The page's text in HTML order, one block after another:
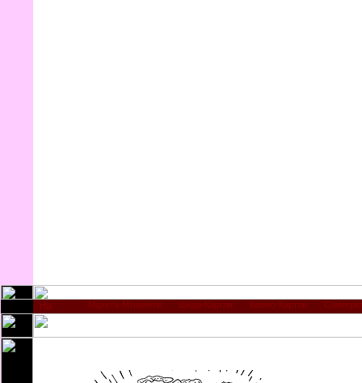
Мцхета-Мтианети Шида-Картли Квемо-Картли